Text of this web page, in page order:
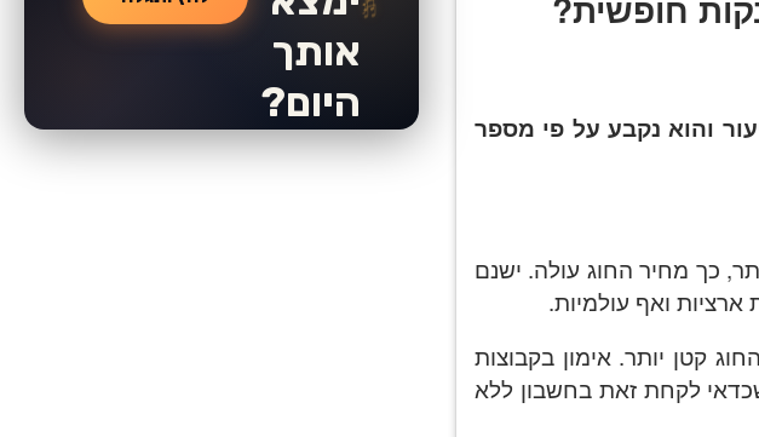
והוא נקבע על פי מספר
כך מחיר החוג עולה. ישנם
ואף עולמיות.
קטן יותר. אימון בקבוצות
לקחת זאת בחשבון ללא
אותך
היום?
אהבה, געגוע,